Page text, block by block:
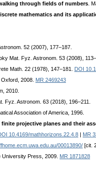
through fields of numbers .
mathematics and its
52 (2007), 177–187.
Mat. Fyz. Astronom. 53 (2008),
Math. 22 (1978), 147–181. DOI
Oxford, 2008. MR 2469243
2010.
Fyz. Astronom. 63 (2018), 196–211.
Association of America, 1996.
projective planes and their
10.4169/mathhorizons.22.4.8
MR
00013890/ [cit.
University Press, 2009. MR 1871828